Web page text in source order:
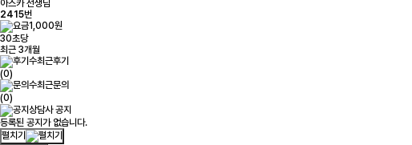
아스카 선생님
2415번
1,000원
30초당
최근 3개월
최근후기
(0)
최근문의
(0)
상담사 공지
등록된 공지가 없습니다.
펼치기